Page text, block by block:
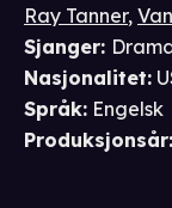
Ray Tanner,
Sjanger:
Nasjonalitet:
Språk: Engelsk
Produksjonsår: